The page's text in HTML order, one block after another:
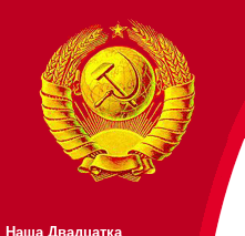
Наша Двадцатка